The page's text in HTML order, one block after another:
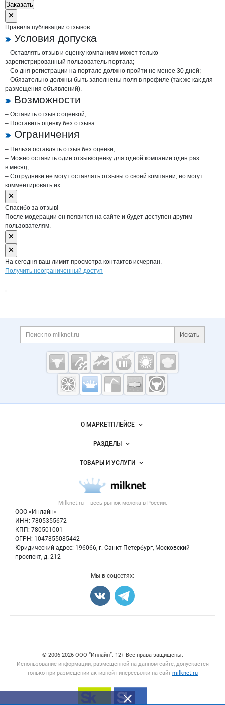
Заказать
Правила публикации отзывов
Условия допуска
– Оставлять отзыв и оценку компаниям может только
зарегистрированный пользователь портала;
– Со дня регистрации на портале должно пройти не менее 30 дней;
– Обязательно должны быть заполнены поля в профиле (так же как для
размещения объявлений).
Возможности
– Оставить отзыв с оценкой;
– Поставить оценку без отзыва.
Ограничения
– Нельзя оставлять отзыв без оценки;
– Можно оставить один отзыв/оценку для одной компании один раз
в месяц;
– Сотрудники не могут оставлять отзывы о своей компании, но могут
комментировать их.
Спасибо за отзыв!
После модерации он появится на сайте и будет доступен другим
пользователям.
На сегодня ваш лимит просмотра контактов исчерпан.
Получить неограниченный доступ
Дополнительная информация
Поиск по сайту и
Искать
Cсылки на полезные проекты
Молочная
промышленность
Milknet.ru
Важные разделы и контакты
Milknet.ru – весь рынок молокав России.
ООО «Инлайн»
ИНН: 7805355672
КПП: 780501001
ОГРН: 1047855085442
Юридический адрес: 196066, г. Санкт-Петербург, Московский
проспект, д. 212
Навигация по сайтуО МАРКЕТПЛЕЙСЕ
Новости Milknet.ru
Размещение рекламы
Публичная оферта
Контактная информация
Политика обработки персональных данных
РАЗДЕЛЫ
Объявления
Новости рынка
ТОВАРЫ И УСЛУГИ
Молочная продукция
Вторичное сырье
Оборудование
Мы в соцсетях:
© 2006‑2026 ООО “Инлайн”. 12+ Все права защищены.
Использование информации, размещенной на данном сайте, допускается
только при размещении активной гиперссылки на сайт milknet.ru